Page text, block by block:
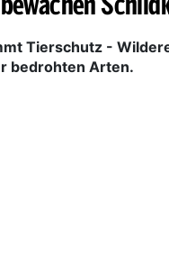
Tierschutz -
bedrohten Arten.